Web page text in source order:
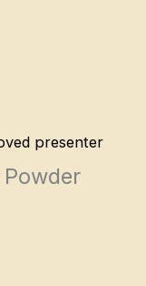
presenter